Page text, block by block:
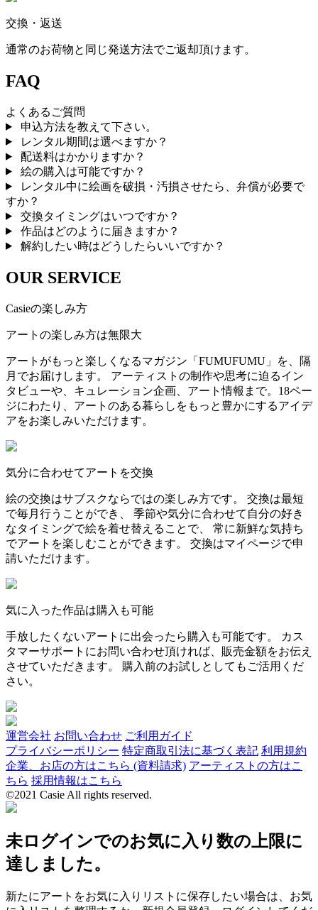
交換・返送
通常のお荷物と同じ発送方法でご返却頂けます。
FAQ
よくあるご質問
申込方法を教えて下さい。
レンタル期間は選べますか？
配送料はかかりますか？
絵の購入は可能ですか？
レンタル中に絵画を破損・汚損させたら、弁償が必要で
すか？
交換タイミングはいつですか？
作品はどのように届きますか？
解約したい時はどうしたらいいですか？
OUR SERVICE
Casieの楽しみ方
アートの楽しみ方は無限大
アートがもっと楽しくなるマガジン「FUMUFUMU」を、隔
月でお届けします。 アーティストの制作や思考に迫るイン
タビューや、キュレーション企画、アート情報まで。18ペー
ジにわたり、アートのある暮らしをもっと豊かにするアイデ
アをお楽しみいただけます。
気分に合わせてアートを交換
絵の交換はサブスクならではの楽しみ方です。 交換は最短
で毎月行うことができ、 季節や気分に合わせて自分の好き
なタイミングで絵を着せ替えることで、 常に新鮮な気持ち
でアートを楽しむことができます。 交換はマイページで申
請いただけます。
気に入った作品は購入も可能
手放したくないアートに出会ったら購入も可能です。 カス
タマーサポートにお問い合わせ頂ければ、販売金額をお伝え
させていただきます。 購入前のお試しとしてもご活用くだ
さい。
運営会社 お問い合わせ ご利用ガイド
プライバシーポリシー 特定商取引法に基づく表記 利用規約
企業、お店の方はこちら (資料請求) アーティストの方はこ
ちら 採用情報はこちら
©2021 Casie All rights reserved.
未ログインでのお気に入り数の上限に
達しました。
新たにアートをお気に入りリストに保存したい場合は、お気